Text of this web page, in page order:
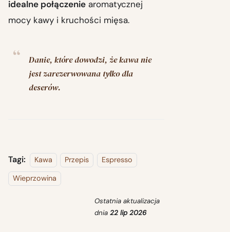
idealne połączenie aromatycznej
mocy kawy i kruchości mięsa.
Danie, które dowodzi, że kawa nie
jest zarezerwowana tylko dla
deserów.
Tagi: Kawa Przepis
Espresso
Wieprzowina
Ostatnia aktualizacja
dnia 22 lip 2026